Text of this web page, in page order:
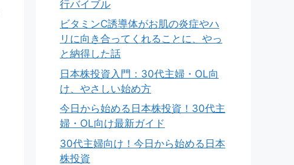
行バイブル
ビタミンC誘導体がお肌の炎症やハ
リに向き合ってくれることに、やっ
と納得した話
日本株投資入門：30代主婦・OL向
け、やさしい始め方
今日から始める日本株投資！30代主
婦・OL向け最新ガイド
30代主婦向け！今日から始める日本
株投資